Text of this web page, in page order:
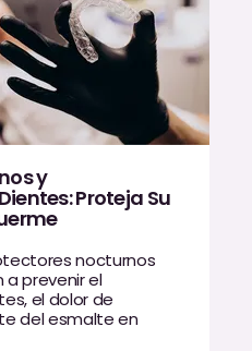
y
Proteja Su
nocturnos
a prevenir el
el dolor de
del esmalte en